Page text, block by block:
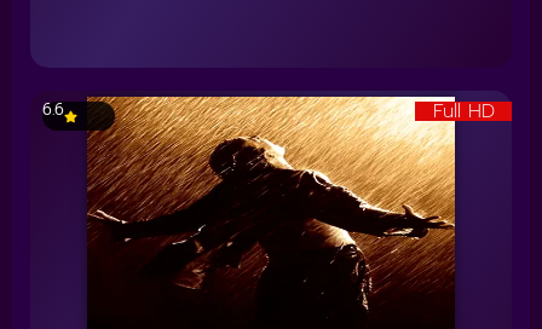
Full HD
6.6